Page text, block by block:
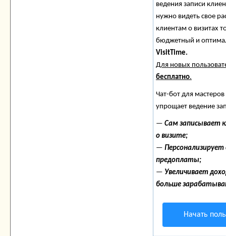
ведения записи
нужно видеть свое
клиентам о визитах
бюджетный и
VisitTime.
Для новых
бесплатно.
Чат-бот для
упрощает ведение
— Сам записывает
о визите;
— Персонализирует
предоплаты;
— Увеличивает
больше
Начать